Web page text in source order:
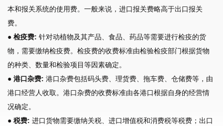
本和报关系统的使用费。一般来说，进口报关费略高于出口报关
费。
● 检疫费: 针对动植物及其产品、食品、药品等需要进行检疫的货
物，需要缴纳检疫费。检疫费的收费标准由检验检疫部门根据货物
的种类、数量和检验项目等因素确定。
● 港口杂费: 港口杂费包括码头费、理货费、拖车费、仓储费等，由
港口经营人收取。港口杂费的收费标准由各港口根据自身的经营情
况确定。
● 税费: 进口货物需要缴纳关税、进口增值税和消费税等税费；出口